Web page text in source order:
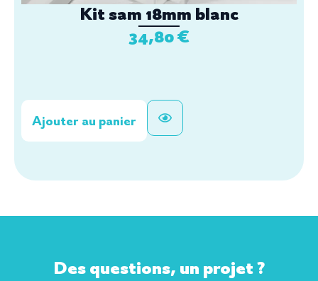
Kit sam 18mm blanc
34,80€
Ajouter au panier
Des questions, un projet ?